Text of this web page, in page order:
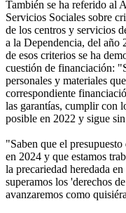
También se ha referido al
Servicios Sociales sobre
de los centros y servicios
a la Dependencia, del año
de esos criterios se ha
cuestión de financiación:
personales y materiales
correspondiente
las garantías, cumplir con
posible en 2022 y sigue
"Saben que el
en 2024 y que estamos
la precariedad heredada
superamos los 'derechos
avanzaremos como